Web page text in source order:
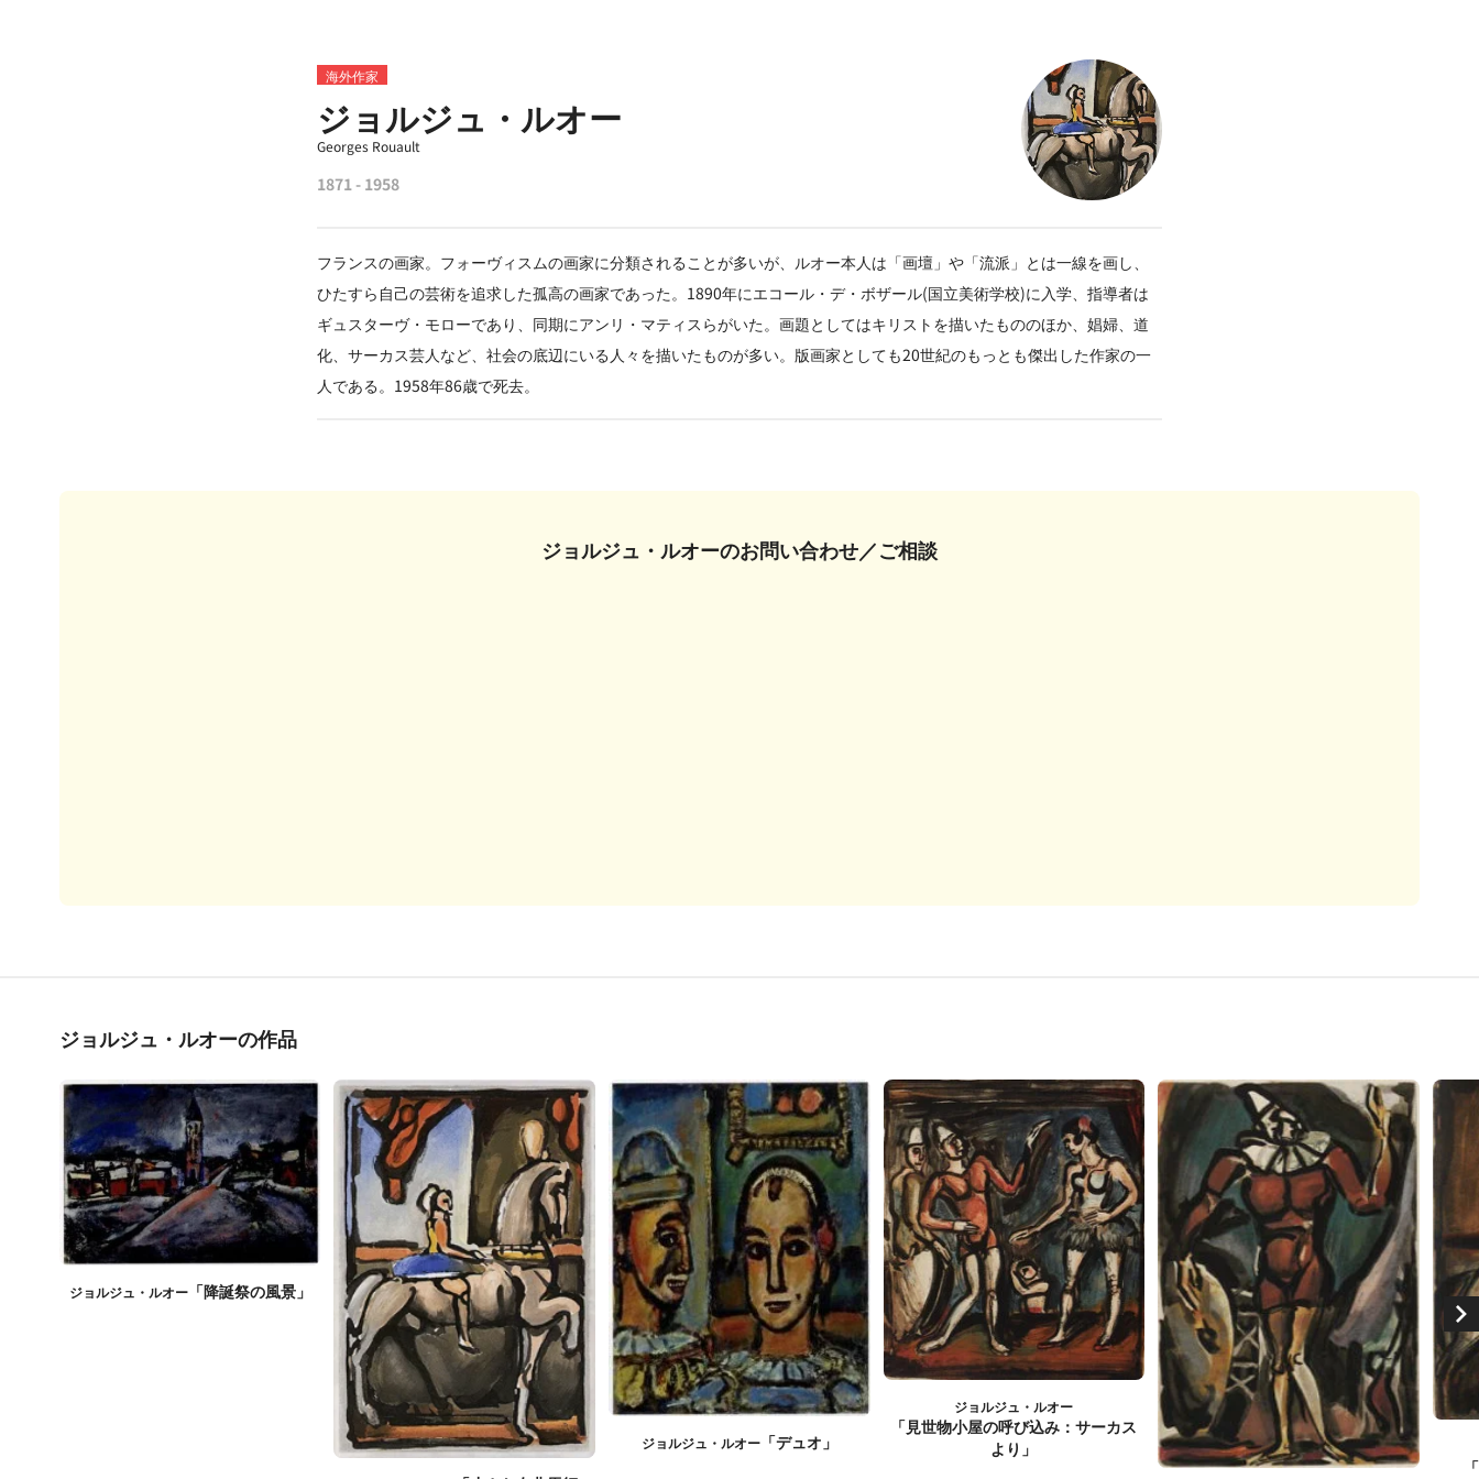
海外作家
ジョルジュ・ルオー
Georges Rouault
1871 - 1958
フランスの画家。フォーヴィスムの画家に分類されることが多いが、ルオー本人は「画壇」や「流派」とは一線を画し、
ひたすら自己の芸術を追求した孤高の画家であった。1890年にエコール・デ・ボザール(国立美術学校)に入学、指導者は
ギュスターヴ・モローであり、同期にアンリ・マティスらがいた。画題としてはキリストを描いたもののほか、娼婦、道
化、サーカス芸人など、社会の底辺にいる人々を描いたものが多い。版画家としても20世紀のもっとも傑出した作家の一
人である。1958年86歳で死去。
ジョルジュ・ルオーのお問い合わせ／ご相談
ジョルジュ・ルオーの作品
ジョルジュ・ルオー「降誕祭の風景」
ジョルジュ・ルオー「デュオ」
ジョルジュ・ルオー
「見世物小屋の呼び込み：サーカス
より」